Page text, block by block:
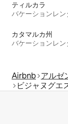
ティルカラ
バケーションレン
カタマルカ州
バケーションレン
Airbnb アルゼ
ビジャヌグエ